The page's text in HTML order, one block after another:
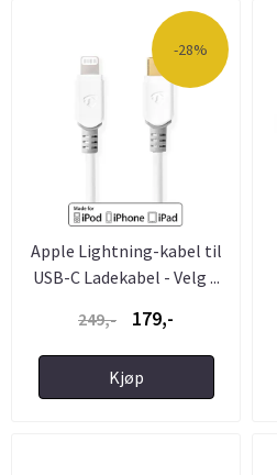
-28%
Apple Lightning-kabel til
USB-C Ladekabel - Velg ...
249,-
179,-
Kjøp